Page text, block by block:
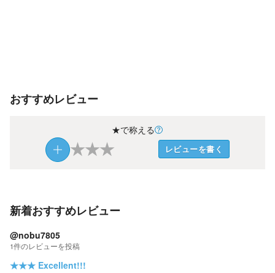
おすすめレビュー
★で称える
★★★ レビューを書く
新着おすすめレビュー
@nobu7805
1件のレビューを投稿
★★★ Excellent!!!